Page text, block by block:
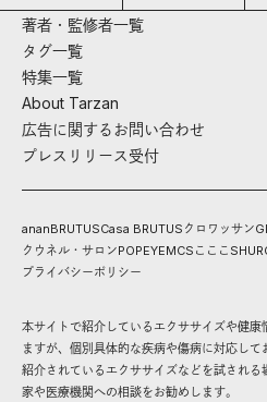
著者・監修者一覧
タグ一覧
特集一覧
About Tarzan
広告に関するお問い合わせ
プレスリリース受付
ananBRUTUSCasa BRUTUS クロワッサン
クウネル・サロンPOPEYEMCS こここ
プライバシーポリシー
本サイトで紹介しているエクササイズや健康
ますが、個別具体的な疾病や傷病に対応して
紹介されているエクササイズなどを試され
家や医療機関への相談をお勧めします。